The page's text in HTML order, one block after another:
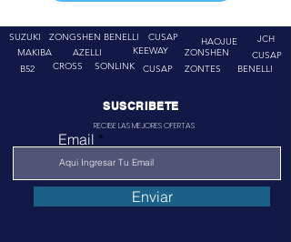
SUZUKI
ZONGSHEN
MAKIBA
AZELLI
BENELLI
CUSAP
KEEWAY
B52
CROSS SONLINK CUSAP
HAOJUE
JCH
ZONSHEN
ZONTES
CUSAP
BENELLI
SUSCRIBETE
RECIBE LAS MEJORES OFERTAS
Email
Enviar